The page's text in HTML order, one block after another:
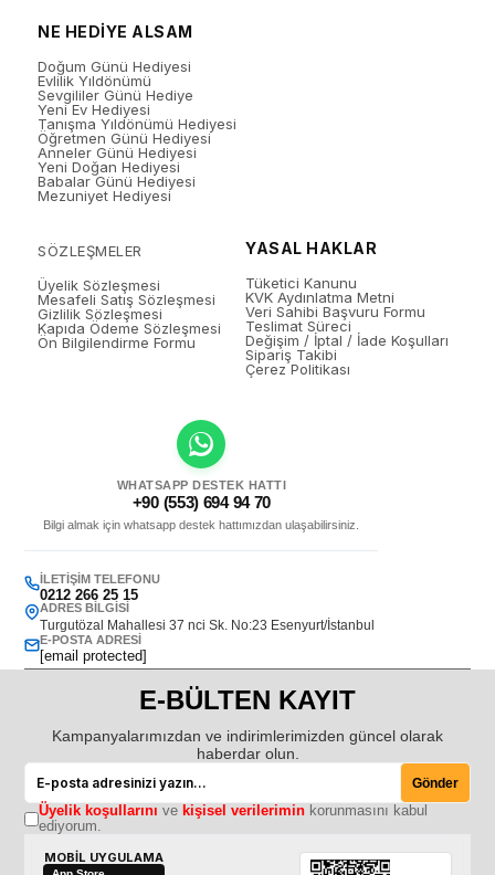
NE HEDİYE ALSAM
Doğum Günü Hediyesi
Evlilik Yıldönümü
Sevgililer Günü Hediye
Yeni Ev Hediyesi
Tanışma Yıldönümü Hediyesi
Öğretmen Günü Hediyesi
Anneler Günü Hediyesi
Yeni Doğan Hediyesi
Babalar Günü Hediyesi
Mezuniyet Hediyesi
SÖZLEŞMELER
Üyelik Sözleşmesi
Mesafeli Satış Sözleşmesi
Gizlilik Sözleşmesi
Kapıda Ödeme Sözleşmesi
Ön Bilgilendirme Formu
YASAL HAKLAR
Tüketici Kanunu
KVK Aydınlatma Metni
Veri Sahibi Başvuru Formu
Teslimat Süreci
Değişim / İptal / İade Koşulları
Sipariş Takibi
Çerez Politikası
WHATSAPP DESTEK HATTI
+90 (553) 694 94 70
Bilgi almak için whatsapp destek hattımızdan ulaşabilirsiniz.
İLETIŞIM TELEFONU
0212 266 25 15
ADRES BILGISI
Turgutözal Mahallesi 37 nci Sk. No:23 Esenyurt/İstanbul
E-POSTA ADRESI
[email protected]
E-BÜLTEN KAYIT
Kampanyalarımızdan ve indirimlerimizden güncel olarak
haberdar olun.
Gönder
Üyelik koşullarını ve kişisel verileriminkorunmasını kabul
ediyorum.
MOBİL UYGULAMA